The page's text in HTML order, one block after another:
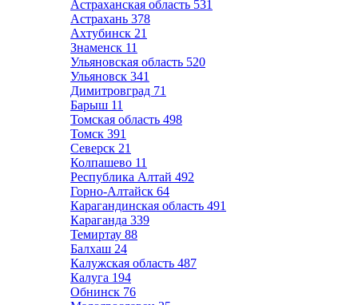
Астраханская область 531
Астрахань 378
Ахтубинск 21
Знаменск 11
Ульяновская область 520
Ульяновск 341
Димитровград 71
Барыш 11
Томская область 498
Томск 391
Северск 21
Колпашево 11
Республика Алтай 492
Горно-Алтайск 64
Карагандинская область 491
Караганда 339
Темиртау 88
Балхаш 24
Калужская область 487
Калуга 194
Обнинск 76